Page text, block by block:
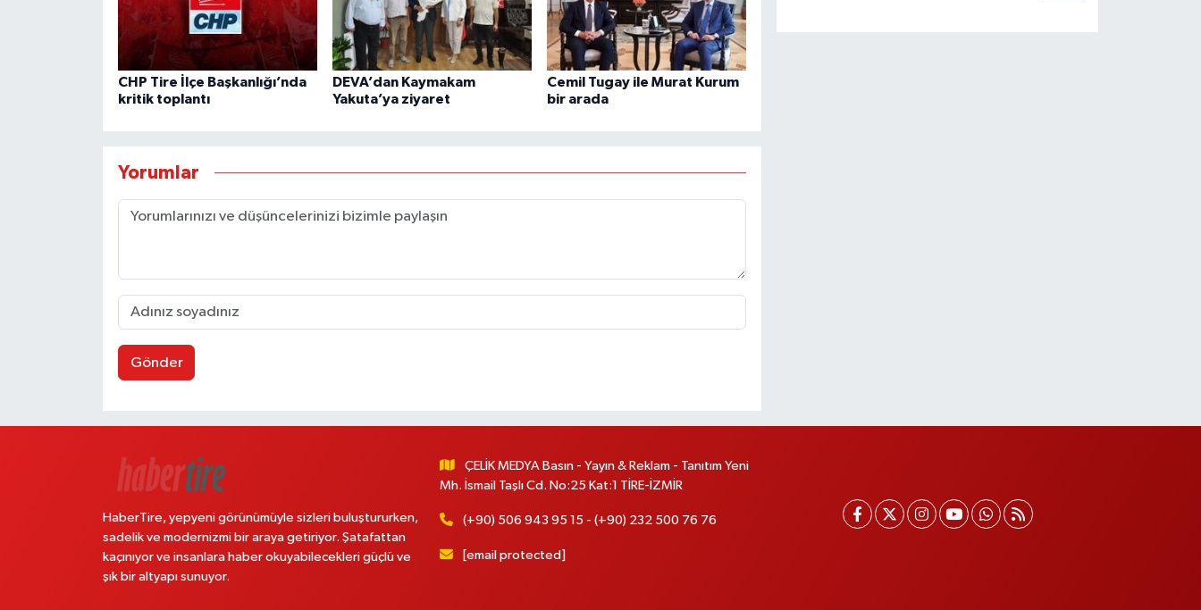
CHP Tire İlçe Başkanlığı’nda
kritik toplantı
DEVA’dan Kaymakam
Yakuta’ya ziyaret
Cemil Tugay ile Murat Kurum
bir arada
Yorumlar
Gönder
HaberTire, yepyeni görünümüyle sizleri buluştururken,
sadelik ve modernizmi bir araya getiriyor. Şatafattan
kaçınıyor ve insanlara haber okuyabilecekleri güçlü ve
şık bir altyapı sunuyor.
ÇELİK MEDYA Basın - Yayın & Reklam - Tanıtım Yeni
Mh. İsmail Taşlı Cd. No:25 Kat:1 TİRE-İZMİR
(+90) 506 943 95 15 - (+90) 232 500 76 76
[email protected]